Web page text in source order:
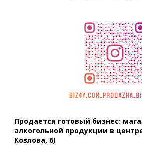
Продается готовый бизнес:
алкогольной продукции в
Козлова, 6)